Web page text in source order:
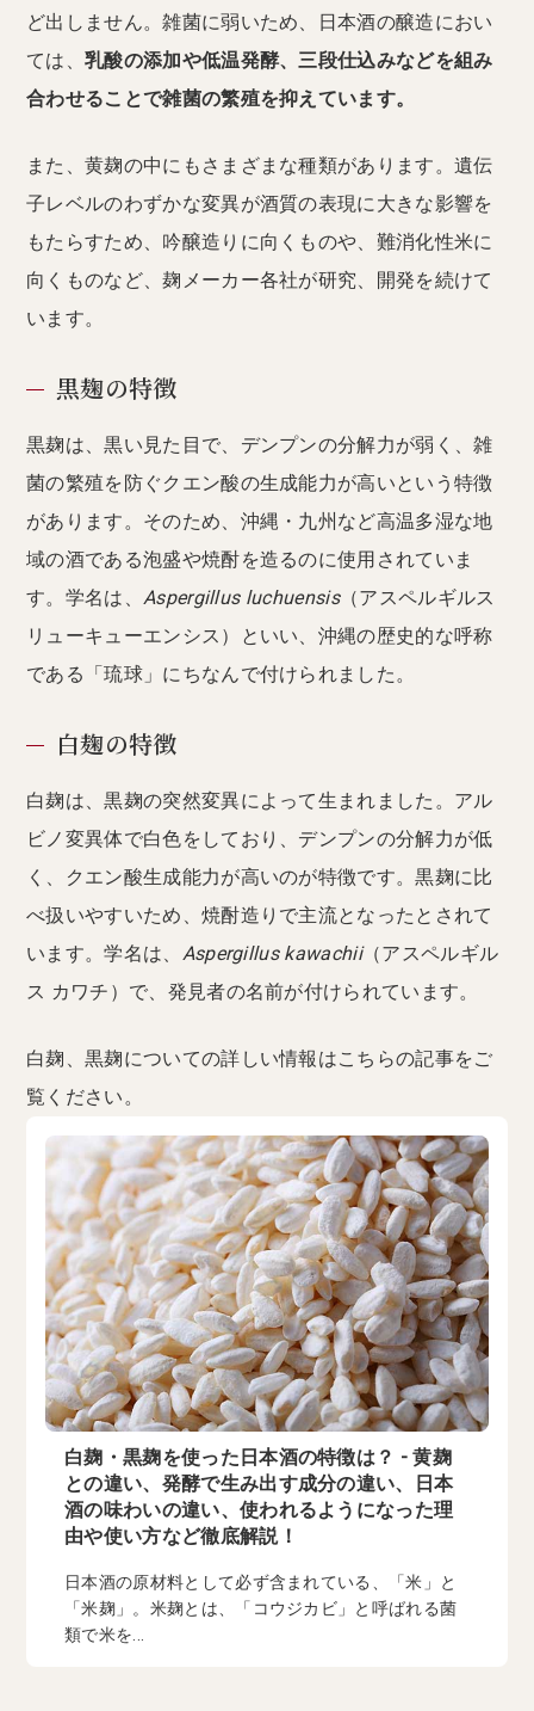
ど出しません。雑菌に弱いため、日本酒の醸造におい
ては、 乳酸の添加や低温発酵、三段仕込みなどを組み
合わせることで雑菌の繁殖を抑えています。
また、黄麹の中にもさまざまな種類があります。遺伝
子レベルのわずかな変異が酒質の表現に大きな影響を
もたらすため、吟醸造りに向くものや、難消化性米に
向くものなど、麹メーカー各社が研究、開発を続けて
います。
黒麹の特徴
黒麹は、黒い見た目で、デンプンの分解力が弱く、雑
菌の繁殖を防ぐクエン酸の生成能力が高いという特徴
があります。そのため、沖縄・九州など高温多湿な地
域の酒である泡盛や焼酎を造るのに使用されていま
す。学名は、 Aspergillus luchuensis（アスペルギルス
リューキューエンシス）といい、沖縄の歴史的な呼称
である「琉球」にちなんで付けられました。
白麹の特徴
白麹は、黒麹の突然変異によって生まれました。アル
ビノ変異体で白色をしており、デンプンの分解力が低
く、クエン酸生成能力が高いのが特徴です。黒麹に比
べ扱いやすいため、焼酎造りで主流となったとされて
います。学名は、 Aspergillus kawachii（アスペルギル
ス カワチ）で、発見者の名前が付けられています。
白麹、黒麹についての詳しい情報はこちらの記事をご
覧ください。
白麹・黒麹を使った日本酒の特徴は？ - 黄麹
との違い、発酵で生み出す成分の違い、日本
酒の味わいの違い、使われるようになった理
由や使い方など徹底解説！
日本酒の原材料として必ず含まれている、「米」と
「米麹」。米麹とは、「コウジカビ」と呼ばれる菌
類で米を...